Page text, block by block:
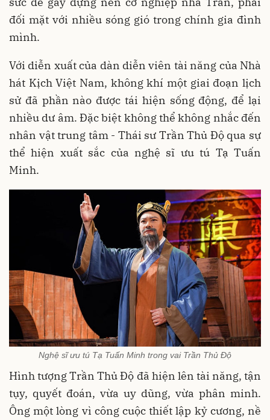
đối mặt với nhiều sóng gió trong chính gia đình
mình.
Với diễn xuất của dàn diễn viên tài năng của Nhà
hát Kịch Việt Nam, không khí một giai đoạn lịch
sử đã phần nào được tái hiện sống động, để lại
nhiều dư âm. Đặc biệt không thể không nhắc đến
nhân vật trung tâm - Thái sư Trần Thủ Độ qua sự
thể hiện xuất sắc của nghệ sĩ ưu tú Tạ Tuấn
Minh.
Nghệ sĩ ưu tú Tạ Tuấn Minh trong vai Trần Thủ Độ
Hình tượng Trần Thủ Độ đã hiện lên tài năng, tận
tụy, quyết đoán, vừa uy dũng, vừa phân minh.
Ông một lòng vì công cuộc thiết lập kỷ cương, nề